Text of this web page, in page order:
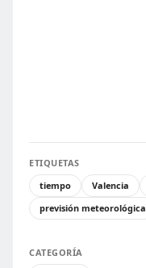
ETIQUETAS
tiempo
Valencia
previsión meteorológica
CATEGORÍA